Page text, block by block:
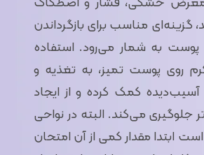
گزینه‌ای مناسب برای بازگرداندن
به شمار می‌رود. استفاده
روی پوست تمیز، به تغذیه و
آسیب‌دیده کمک کرده و از ایجاد
می‌کند. البته در نواحی
ابتدا مقدار کمی از آن امتحان